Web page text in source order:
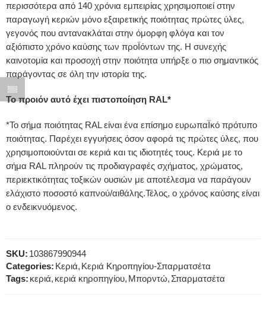
περισσότερα από 140 χρόνια εμπειρίας χρησιμοποιεί στην
παραγωγή κεριών μόνο εξαιρετικής ποιότητας πρώτες ύλες,
γεγονός που αντανακλάται στην όμορφη φλόγα και τον
αξιόπιστο χρόνο καύσης των προΪόντων της. Η συνεχής
καινοτομία και προσοχή στην ποιότητα υπήρξε ο πιο σημαντικός
παράγοντας σε όλη την ιστορία της.
Το προιόν αυτό έχει πιστοποίηση RAL*
*Το σήμα ποιότητας RAL είναι ένα επίσημο ευρωπαΪκό πρότυπο
ποιότητας. Παρέχει εγγυήσεις όσον αφορά τις πρώτες ύλες, που
χρησιμοποιούνται σε κεριά και τις ιδιοτητές τους. Κεριά με το
σήμα RAL πληρούν τις προδιαγραφές σχήματος, χρώματος,
περιεκτικότητας τοξικών ουσιών με αποτέλεσμα να παράγουν
ελάχιστο ποσοστό καπνού/αιθάλης.Τέλος, ο χρόνος καύσης είναι
ο ενδεικνυόμενος.
SKU: 103867990944
Categories: Κεριά, Κεριά Κηροπηγίου-Σπαρματσέτα
Tags: κεριά, κεριά κηροπηγίου, Μπορντώ, Σπαρματσέτα